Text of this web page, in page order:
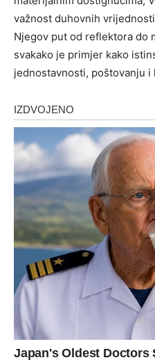
važnost duhovnih
Njegov put od reflektora do
svakako je primjer kako
jednostavnosti, poštovanju